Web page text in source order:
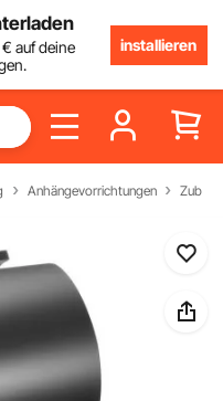
€ auf deine
installieren
Anhängevorrichtungen